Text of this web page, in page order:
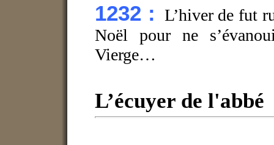
1232 : L’hiver de fut
Noël pour ne
Vierge…
L’écuyer de l'abbé